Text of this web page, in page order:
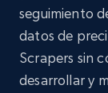
seguimiento
datos de
Scrapers sin
desarrollar y